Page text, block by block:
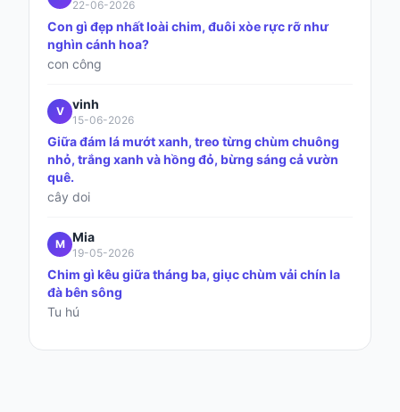
22-06-2026
Con gì đẹp nhất loài chim, đuôi xòe rực rỡ như
nghìn cánh hoa?
con công
V vinh
15-06-2026
Giữa đám lá mướt xanh, treo từng chùm chuông
nhỏ, trắng xanh và hồng đỏ, bừng sáng cả vườn
quê.
cây doi
M Mia
19-05-2026
Chim gì kêu giữa tháng ba, giục chùm vải chín la
đà bên sông
Tu hú